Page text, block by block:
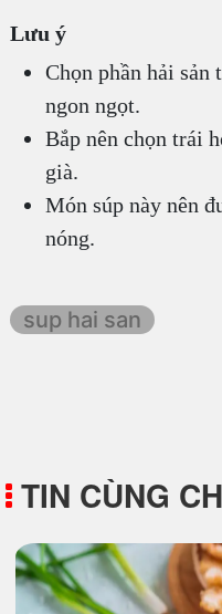
Lưu ý
Chọn phần hải sản
ngon ngọt.
Bắp nên chọn trái
già.
Món súp này nên
nóng.
sup hai san
TIN CÙNG